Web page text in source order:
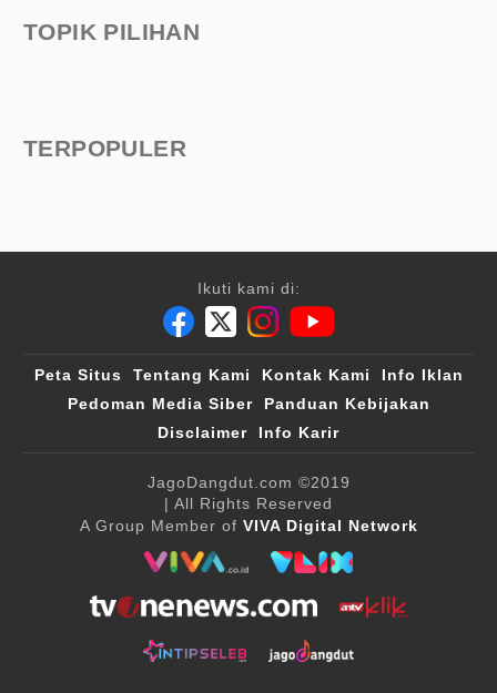
TOPIK PILIHAN
TERPOPULER
Ikuti kami di:
Peta Situs Tentang Kami Kontak Kami
Info Iklan
Pedoman Media Siber
Panduan Kebijakan
Disclaimer
Info Karir
JagoDangdut.com ©2019
| All Rights Reserved
A Group Member of VIVA Digital Network